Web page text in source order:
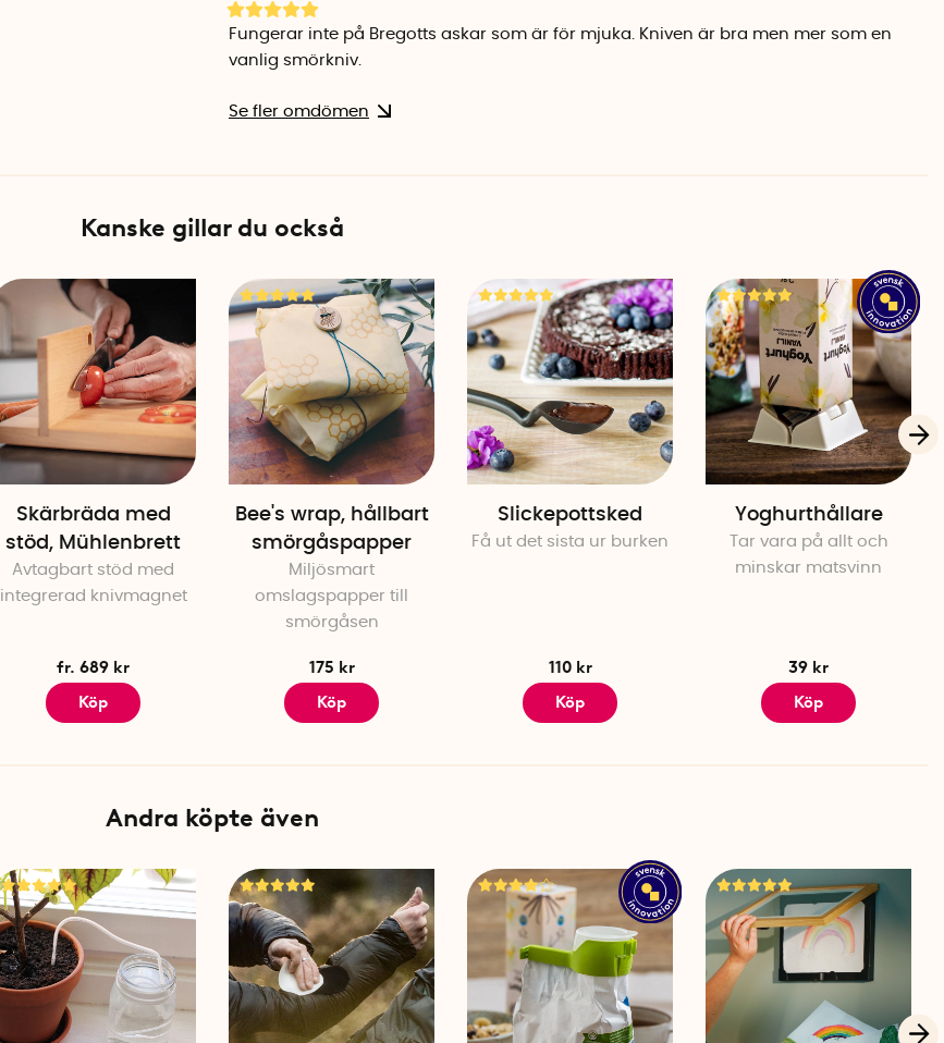
Fungerar inte på Bregotts askar som är för mjuka. Kniven är bra men mer som en
vanlig smörkniv.
Se fler omdömen
Kanske gillar du också
Skärbräda med
stöd, Mühlenbrett
Avtagbart stöd med
integrerad knivmagnet
fr. 689 kr
Köp
Bee's wrap, hållbart
smörgåspapper
Miljösmart
omslagspapper till
smörgåsen
175 kr
Köp
Slickepottsked
Få ut det sista ur burken
110 kr
Köp
Yoghurthållare
Tar vara på allt och
minskar matsvinn
39 kr
Köp
Andra köpte även